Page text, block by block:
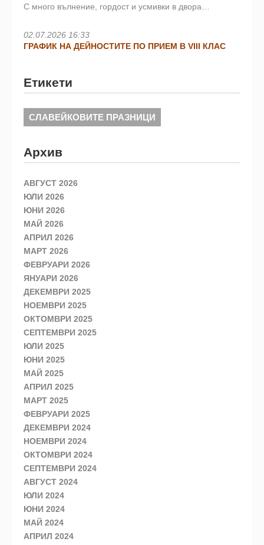
С много вълнение, гордост и усмивки в двора…
02.07.2026 16:33
ГРАФИК НА ДЕЙНОСТИТЕ ПО ПРИЕМ В VIII КЛАС
Етикети
СЛАВЕЙКОВИТЕ ПРАЗНИЦИ
Архив
АВГУСТ 2026
ЮЛИ 2026
ЮНИ 2026
МАЙ 2026
АПРИЛ 2026
МАРТ 2026
ФЕВРУАРИ 2026
ЯНУАРИ 2026
ДЕКЕМВРИ 2025
НОЕМВРИ 2025
ОКТОМВРИ 2025
СЕПТЕМВРИ 2025
ЮЛИ 2025
ЮНИ 2025
МАЙ 2025
АПРИЛ 2025
МАРТ 2025
ФЕВРУАРИ 2025
ДЕКЕМВРИ 2024
НОЕМВРИ 2024
ОКТОМВРИ 2024
СЕПТЕМВРИ 2024
АВГУСТ 2024
ЮЛИ 2024
ЮНИ 2024
МАЙ 2024
АПРИЛ 2024